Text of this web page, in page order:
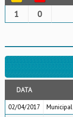
1 0
DATA
02/04/2017
Municipal